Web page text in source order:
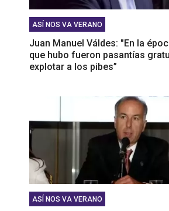
ASÍ NOS VA VERANO
Juan Manuel Váldes: "En la
que hubo fueron pasantías
explotar a los pibes”
ASÍ NOS VA VERANO